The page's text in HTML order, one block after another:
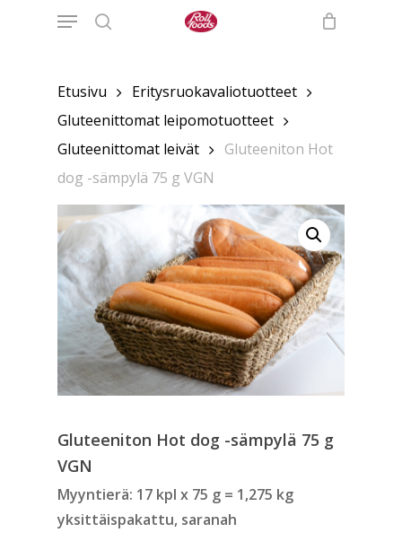
Menu
Etusivu
Eritysruokavaliotuotteet
Gluteenittomat leipomotuotteet
Gluteenittomat leivät
Gluteeniton Hot
dog -sämpylä 75 g VGN
Gluteeniton Hot dog -sämpylä 75 g
VGN
Myyntierä: 17 kpl x 75 g = 1,275 kg
yksittäispakattu, saranah